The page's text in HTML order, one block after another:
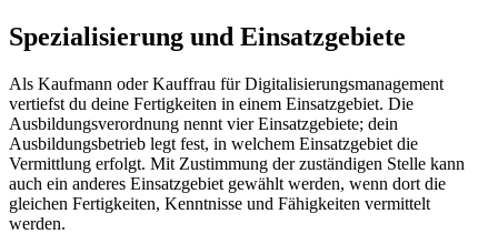
Spezialisierung und Einsatzgebiete
Als Kaufmann oder Kauffrau für Digitalisierungsmanagement
vertiefst du deine Fertigkeiten in einem Einsatzgebiet. Die
Ausbildungsverordnung nennt vier Einsatzgebiete; dein
Ausbildungsbetrieb legt fest, in welchem Einsatzgebiet die
Vermittlung erfolgt. Mit Zustimmung der zuständigen Stelle kann
auch ein anderes Einsatzgebiet gewählt werden, wenn dort die
gleichen Fertigkeiten, Kenntnisse und Fähigkeiten vermittelt
werden.